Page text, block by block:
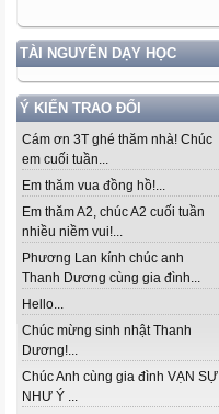
TÀI NGUYÊN DẠY HỌC
Ý KIẾN TRAO ĐỔI
Cám ơn 3T ghé thăm nhà! Chúc
em cuối tuần...
Em thăm vua đồng hồ!...
Em thăm A2, chúc A2 cuối tuần
nhiều niềm vui!...
Phương Lan kính chúc anh
Thanh Dương cùng gia đình...
Hello...
Chúc mừng sinh nhật Thanh
Dương!...
Chúc Anh cùng gia đình VẠN SỰ
NHƯ Ý ...